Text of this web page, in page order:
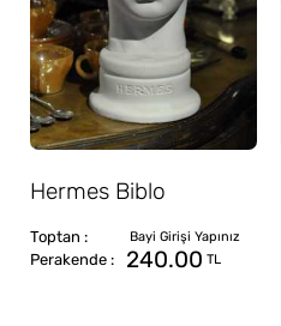
Hermes Biblo
240.00 TL